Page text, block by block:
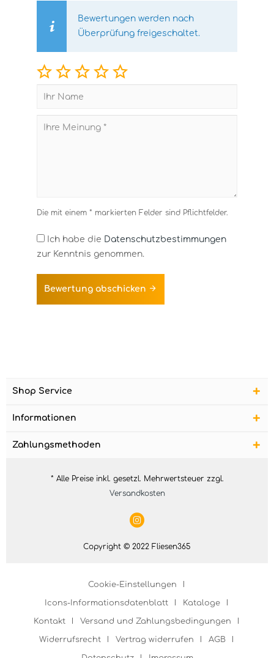
Bewertungen werden nach
Überprüfung freigeschaltet.
Die mit einem * markierten Felder sind Pflichtfelder.
Ich habe die Datenschutzbestimmungen
zur Kenntnis genommen.
Bewertung abschicken
Shop Service
Informationen
Zahlungsmethoden
* Alle Preise inkl. gesetzl. Mehrwertsteuer zzgl.
Versandkosten
Copyright © 2022 Fliesen365
Cookie-Einstellungen
Icons-Informationsdatenblatt Kataloge
Kontakt Versand und Zahlungsbedingungen
Widerrufsrecht Vertrag widerrufen AGB